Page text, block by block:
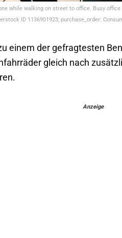
while walking on street to office. Busy
ID 1136901923; purchase_order:
einem der gefragtesten
gleich nach
Anzeige